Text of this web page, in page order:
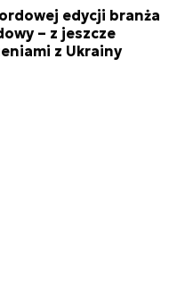
edycji branża
– z jeszcze
z Ukrainy